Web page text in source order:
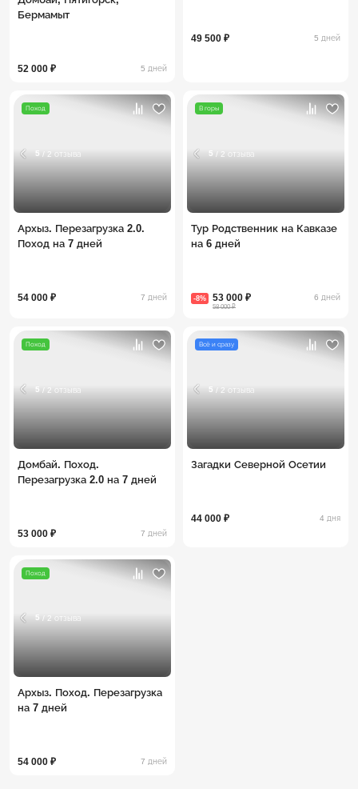
Бермамыт
52 000 ₽ 5 дней
49 500 ₽ 5 дней
Поход
5 / 2 отзыва
Архыз. Перезагрузка 2.0.
Поход на 7 дней
54 000 ₽ 7 дней
В горы
5 / 2 отзыва
Тур Родственник на Кавказе
на 6 дней
-8% 53 000 ₽
58 000 ₽
6 дней
Поход
5 / 2 отзыва
Домбай. Поход.
Перезагрузка 2.0 на 7 дней
53 000 ₽ 7 дней
Всё и сразу
5 / 2 отзыва
Загадки Северной Осетии
44 000 ₽ 4 дня
Поход
5 / 2 отзыва
Архыз. Поход. Перезагрузка
на 7 дней
54 000 ₽ 7 дней